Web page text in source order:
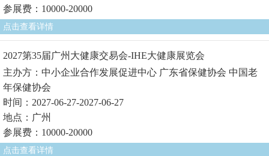
参展费：10000-20000
点击查看详情
2027第35届广州大健康交易会-IHE大健康展览会
主办方：中小企业合作发展促进中心 广东省保健协会 中国老
年保健协会
时间：2027-06-27-2027-06-27
地点：广州
参展费：10000-20000
点击查看详情